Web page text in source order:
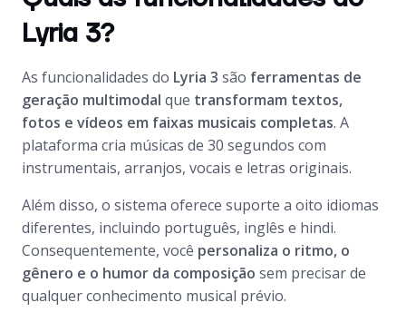
Lyria 3?
As funcionalidades do Lyria 3 são ferramentas de
geração multimodal que transformam textos,
fotos e vídeos em faixas musicais completas. A
plataforma cria músicas de 30 segundos com
instrumentais, arranjos, vocais e letras originais.
Além disso, o sistema oferece suporte a oito idiomas
diferentes, incluindo português, inglês e hindi.
Consequentemente, você personaliza o ritmo, o
gênero e o humor da composição sem precisar de
qualquer conhecimento musical prévio.